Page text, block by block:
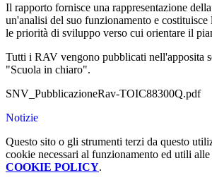
Il rapporto fornisce una rappresentazione
un'analisi del suo funzionamento e
le priorità di sviluppo verso cui orientare il
Tutti i RAV vengono pubblicati nell'apposita
"Scuola in chiaro".
SNV_PubblicazioneRav-TOIC88300Q.pdf
Notizie
Questo sito o gli strumenti terzi da questo
cookie necessari al funzionamento ed utili
COOKIE POLICY.